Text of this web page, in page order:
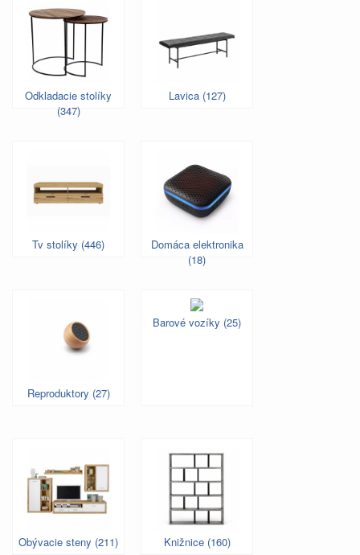
Odkladacie stolíky
(347)
Lavica (127)
Tv stolíky (446)
Domáca elektronika
(18)
Reproduktory (27)
Barové vozíky (25)
Obývacie steny (211) Knižnice (160)